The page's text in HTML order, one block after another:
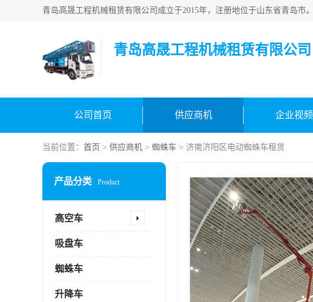
青岛高晟工程机械租赁有限公司
公司首页 供应商机 企业视频
当前位置： 首页 > 供应商机 > 蜘蛛车 > 济南济阳区电动蜘蛛车租赁
产品分类 Product
高空车
吸盘车
蜘蛛车
升降车